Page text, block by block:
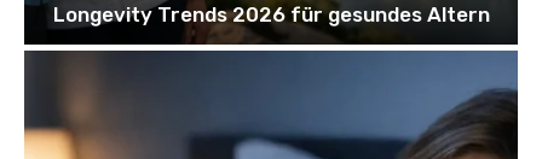
Longevity Trends 2026 für gesundes Altern